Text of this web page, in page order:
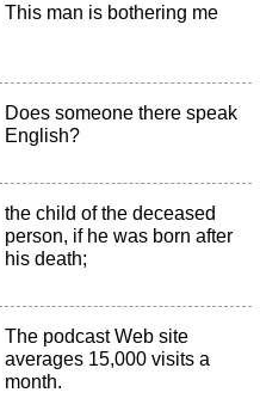
This man is bothering me
Does someone there speak
English?
the child of the deceased
person, if he was born after
his death;
The podcast Web site
averages 15,000 visits a
month.